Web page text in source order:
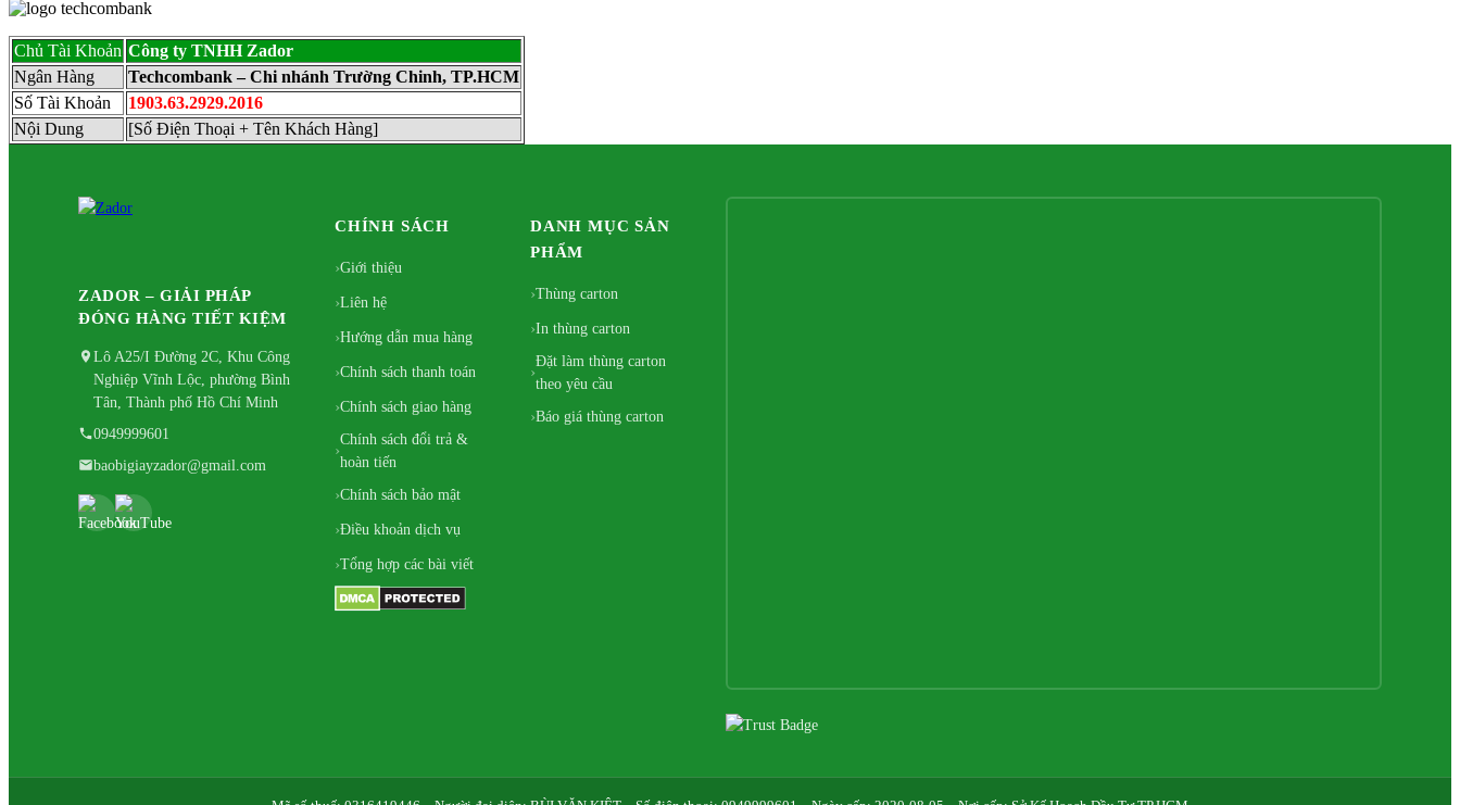
Chủ Tài Khoản Công ty TNHH Zador
Ngân Hàng
Techcombank – Chi nhánh Trường Chinh, TP.HCM
Số Tài Khoản
1903.63.2929.2016
Nội Dung
[Số Điện Thoại + Tên Khách Hàng]
ZADOR – GIẢI PHÁP
ĐÓNG HÀNG TIẾT KIỆM
Lô A25/I Đường 2C, Khu Công
Nghiệp Vĩnh Lộc, phường Bình
Tân, Thành phố Hồ Chí Minh
0949999601
baobigiayzador@gmail.com
CHÍNH SÁCH
Giới thiệu
Liên hệ
Hướng dẫn mua hàng
Chính sách thanh toán
Chính sách giao hàng
Chính sách đổi trả &
hoàn tiến
Chính sách bảo mật
Điều khoản dịch vụ
Tổng hợp các bài viết
DANH MỤC SẢN
PHẨM
Thùng carton
In thùng carton
Đặt làm thùng carton
theo yêu cầu
Báo giá thùng carton